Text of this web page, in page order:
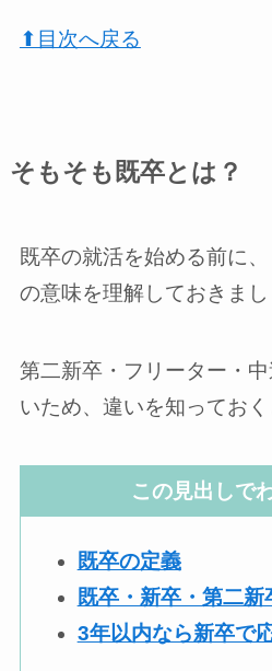
⬆︎目次へ戻る
そもそも既卒とは？
既卒の就活を始める前に
の意味を理解しておきまし
第二新卒・フリーター・
いため、違いを知っておく
この見出しで
既卒の定義
既卒・新卒・第二新
3年以内なら新卒で